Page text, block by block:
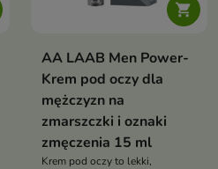

AA LAAB Men Power-
Krem pod oczy dla
mężczyzn na
zmarszczki i oznaki
zmęczenia 15 ml
Krem pod oczy to lekki,